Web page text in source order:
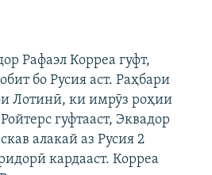
Рафаэл Корреа гуфт,
бо Русия аст. Раҳбари
Лотинӣ, ки имрӯз роҳии
гуфтааст, Эквадор
алакай аз Русия 2
кардааст. Корреа